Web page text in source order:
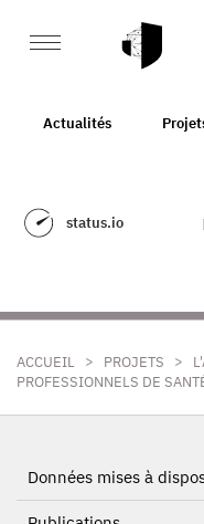
Actualités
status.io
ACCUEIL > PROJETS >
PROFESSIONNELS DE
Données mises à